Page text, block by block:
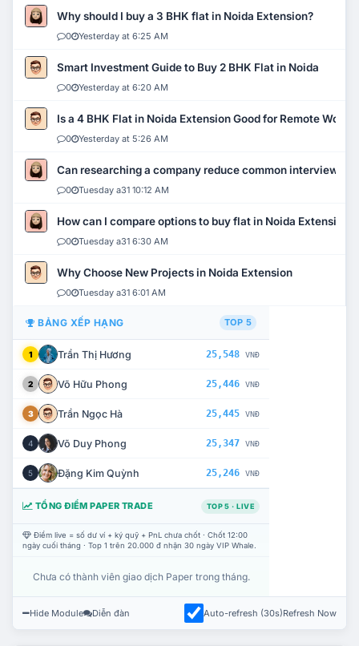
Why should I buy a 3 BHK flat in Noida Extension?
0 Yesterday at 6:25 AM
Smart Investment Guide to Buy 2 BHK Flat in Noida
0 Yesterday at 6:20 AM
Is a 4 BHK Flat in Noida Extension Good for Remote Work?
0 Yesterday at 5:26 AM
Can researching a company reduce common interview
0 Tuesday a31 10:12 AM
How can I compare options to buy flat in Noida Extension?
0 Tuesday a31 6:30 AM
Why Choose New Projects in Noida Extension
0 Tuesday a31 6:01 AM
BẢNG XẾP HẠNG TOP 5
1 Trần Thị Hương 25,548 VNĐ
2 Võ Hữu Phong 25,446 VNĐ
3 Trần Ngọc Hà 25,445 VNĐ
4 Võ Duy Phong 25,347 VNĐ
5 Đặng Kim Quỳnh 25,246 VNĐ
TỔNG ĐIỂM PAPER TRADE TOP 5 · LIVE
Điểm live = số dư ví + ký quỹ + PnL chưa chốt · Chốt 12:00
ngày cuối tháng · Top 1 trên 20.000 đ nhận 30 ngày VIP Whale.
Chưa có thành viên giao dịch Paper trong tháng.
Hide Module Diễn đàn Auto-refresh (30s)Refresh Now